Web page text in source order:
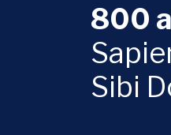
ventana)
nueva ventana)
en una nueva ventana)
UVa (se abrirá en una
Digital UVa (se
800
Sibi